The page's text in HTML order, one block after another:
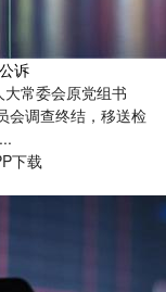
诉
常委会原党组书
会调查终结，移送检
下载